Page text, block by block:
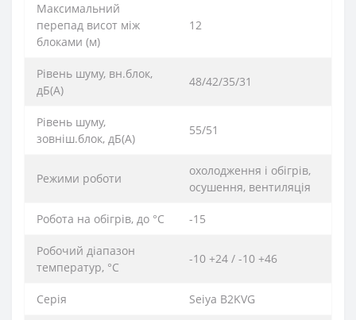
Максимальний
перепад висот між
блоками (м)
12
Рівень шуму, вн.блок,
дБ(А)
48/42/35/31
Рівень шуму,
зовніш.блок, дБ(А)
55/51
Режими роботи
охолодження і обігрів,
осушення, вентиляція
Робота на обігрів, до °С -15
Робочий діапазон
температур, °С
-10 +24 / -10 +46
Серія Seiya B2KVG